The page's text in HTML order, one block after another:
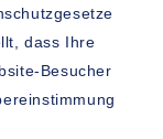
dass Ihre
Besucher